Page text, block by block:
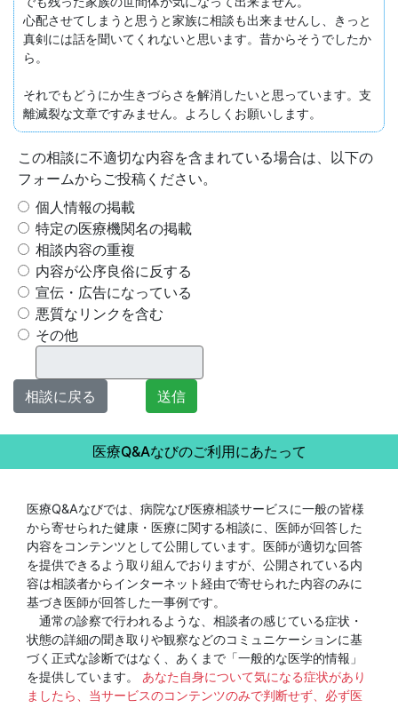
心配させてしまうと思うと家族に相談も出来ませんし、きっと
真剣には話を聞いてくれないと思います。昔からそうでしたか
ら。
それでもどうにか生きづらさを解消したいと思っています。支
離滅裂な文章ですみません。よろしくお願いします。
この相談に不適切な内容を含まれている場合は、以下の
フォームからご投稿ください。
個人情報の掲載
特定の医療機関名の掲載
相談内容の重複
内容が公序良俗に反する
宣伝・広告になっている
悪質なリンクを含む
その他
相談に戻る 送信
医療Q&Aなびのご利用にあたって
医療Q&Aなびでは、病院なび医療相談サービスに一般の皆様
から寄せられた健康・医療に関する相談に、医師が回答した
内容をコンテンツとして公開しています。医師が適切な回答
を提供できるよう取り組んでおりますが、公開されている内
容は相談者からインターネット経由で寄せられた内容のみに
基づき医師が回答した一事例です。
通常の診察で行われるような、相談者の感じている症状・
状態の詳細の聞き取りや観察などのコミュニケーションに基
づく正式な診断ではなく、あくまで「一般的な医学的情報」
を提供しています。 あなた自身について気になる症状があり
ましたら、当サービスのコンテンツのみで判断せず、必ず医